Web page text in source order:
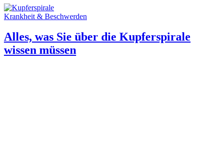
Krankheit & Beschwerden
Alles, was Sie über die Kupferspirale
wissen müssen